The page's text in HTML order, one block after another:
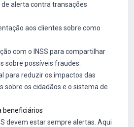
alerta contra transações
aos clientes sobre como
com o INSS para compartilhar
sobre possíveis fraudes.
para reduzir os impactos das
sobre os cidadãos e o sistema de
beneficiários
devem estar sempre alertas. Aqui